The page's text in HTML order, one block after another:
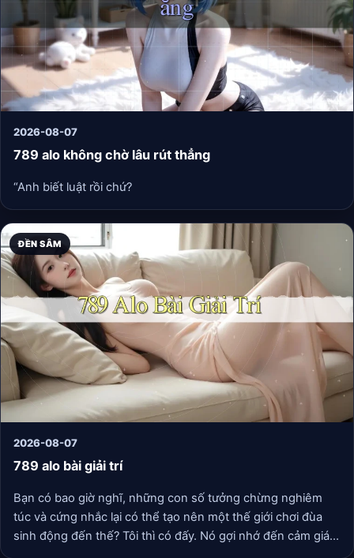
2026-08-07
789 alo không chờ lâu rút thẳng
“Anh biết luật rồi chứ?
ĐỀN SÂM
2026-08-07
789 alo bài giải trí
Bạn có bao giờ nghĩ, những con số tưởng chừng nghiêm
túc và cứng nhắc lại có thể tạo nên một thế giới chơi đùa
sinh động đến thế? Tôi thì có đấy. Nó gợi nhớ đến cảm giác